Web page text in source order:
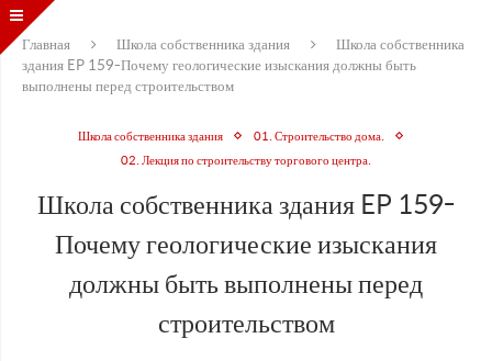
Главная Школа собственника здания
Школа собственника
здания EP 159-Почему геологические изыскания должны быть
выполнены перед строительством
Школа собственника здания
01. Строительство дома.
02. Лекция по строительству торгового центра.
Школа собственника здания EP 159-
Почему геологические изыскания
должны быть выполнены перед
строительством